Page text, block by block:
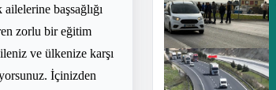
başsağlığı
zorlu bir eğitim
ve ülkenize karşı
İçinizden